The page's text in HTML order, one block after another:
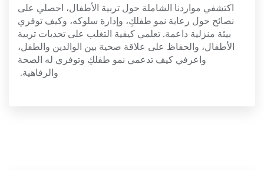
اكتشفي مواردنا الشاملة حول تربية الأطفال، احصلي على
نصائح حول رعاية نمو طفلكِ، وإدارة سلوكه، وكيف توفري
بيئة منزلية داعمة. تعلمي كيفية التغلب على تحديات تربية
الأطفال، والحفاظ على علاقة صحية بين الوالدين والطفل،
واعرفي كيف تدعمي نمو طفلكِ وتوفري له الصحة
والرفاهية.